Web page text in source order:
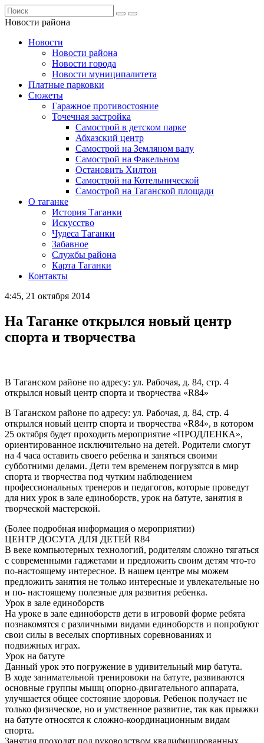
Новости района
Новости
Новости района
Новости города
Новости муниципалитета
Платные парковки
Сюжеты
Гаражное противостояние
Точечная застройка
Самострой в детском парке
Абхазский центр
Самострой на Земляном валу
Самострой на Факельном
Остановить Хилтон
Самострой на Котельнической
Самострой на Таганской площади
О таганке
История Таганки
Искусство
Чудеса Таганки
Забавное
Службы района
Карта Таганки
Контакты
4:45, 21 октября 2014
На Таганке открылся новый центр
спорта и творчества
В Таганском районе по адресу: ул. Рабочая, д. 84, стр. 4
открылся новый центр спорта и творчества «R84»
В Таганском районе по адресу: ул. Рабочая, д. 84, стр. 4
открылся новый центр спорта и творчества «R84», в котором
25 октября будет проходить мероприятие «ПРОДЛЕНКА»,
ориентированное исключительно на детей. Родители смогут
на 4 часа оставить своего ребенка и заняться своими
субботними делами. Дети тем временем погрузятся в мир
спорта и творчества под чутким наблюдением
профессиональных тренеров и педагогов, которые проведут
для них урок в зале единоборств, урок на батуте, занятия в
творческой мастерской.
(Более подробная информация о мероприятии)
ЦЕНТР ДОСУГА ДЛЯ ДЕТЕЙ R84
В веке компьютерных технологий, родителям сложно тягаться
с современными гаджетами и предложить своим детям что-то
по-настоящему интересное. В нашем центре мы можем
предложить занятия не только интересные и увлекательные но
и по- настоящему полезные для развития ребенка.
Урок в зале единоборств
На уроке в зале единоборств дети в игрововй форме ребята
познакомятся с различными видами единоборств и попробуют
свои силы в веселых спортивных соревнованиях и
подвижных играх.
Урок на батуте
Данный урок это погружение в удивительный мир батута.
В ходе занимательной тренировоки на батуте, развиваются
основные группы мышц опорно-двигательного аппарата,
улучшается общее состояние здоровья. Ребенок получает не
только физическое, но и умственное развитие, так как прыжки
на батуте относятся к сложно-координационным видам
спорта.
Занятия проходят под руководством квалифицированных